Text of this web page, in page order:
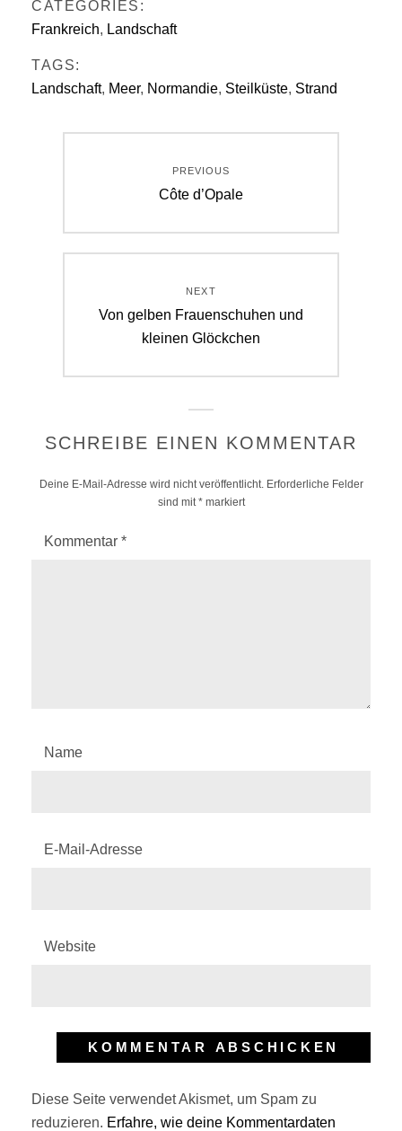
CATEGORIES:
Frankreich, Landschaft
TAGS:
Landschaft, Meer, Normandie, Steilküste, Strand
PREVIOUS
Previous
Côte d’Opale
NEXT
Next
Von gelben Frauenschuhen und
kleinen Glöckchen
SCHREIBE EINEN KOMMENTAR
Deine E-Mail-Adresse wird nicht veröffentlicht. Erforderliche Felder
sind mit*markiert
Kommentar *
Name
E-Mail-Adresse
Website
Diese Seite verwendet Akismet, um Spam zu
reduzieren. Erfahre, wie deine Kommentardaten